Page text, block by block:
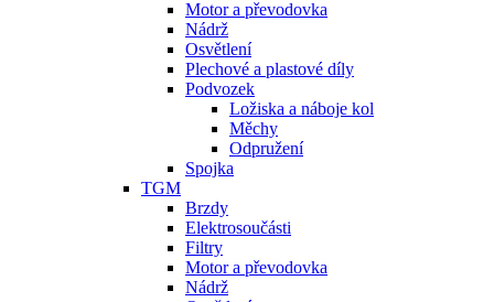
Motor a převodovka
Nádrž
Osvětlení
Plechové a plastové díly
Podvozek
Ložiska a náboje kol
Měchy
Odpružení
Spojka
TGM
Brzdy
Elektrosoučásti
Filtry
Motor a převodovka
Nádrž